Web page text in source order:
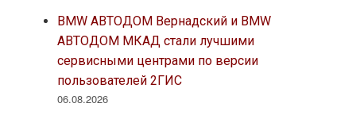
BMW АВТОДОМ Вернадский и BMW
АВТОДОМ МКАД стали лучшими
сервисными центрами по версии
пользователей 2ГИС
06.08.2026